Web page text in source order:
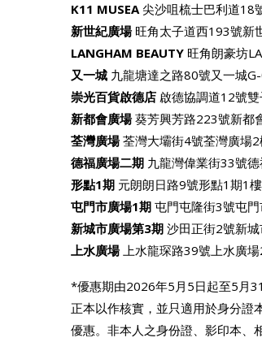
K11 MUSEA尖沙咀梳士巴利道18
新世紀廣場旺角太子道西193號新
LANGHAM BEAUTY 旺角朗豪坊
又一城 九龍塘達之路80號又一城
崇光百貨啟德店 啟德協調道12號
新都會廣場葵芳興芳路223號新都
荃灣廣場荃灣大壩街4號荃灣廣場
德福廣場二期 九龍灣偉業街33號
形點1期 元朗朗日路9號形點1期1
屯門市廣場1期 屯門屯隆街3號屯
新城市廣場第3期 沙田正街2號新
上水廣場上水龍琛路39號上水廣
*優惠期由2026年5月5日起至5月
正本以作核實，並只適用於身分證
優惠。非本人之身份證、影印本、